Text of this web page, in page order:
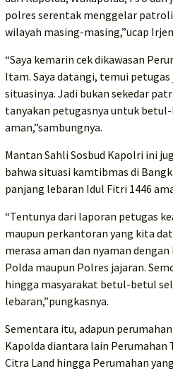
polres serentak menggelar patroli
wilayah masing-masing,”ucap
“Saya kemarin cek dikawasan
Itam. Saya datangi, temui
situasinya. Jadi bukan sekedar
tanyakan petugasnya untuk
aman,”sambungnya.
Mantan Sahli Sosbud Kapolri ini
bahwa situasi kamtibmas di
panjang lebaran Idul Fitri 1446
“Tentunya dari laporan petugas
maupun perkantoran yang kita
merasa aman dan nyaman
Polda maupun Polres jajaran.
hingga masyarakat betul-betul
lebaran,”pungkasnya.
Sementara itu, adapun
Kapolda diantara lain Perumahan
Citra Land hingga Perumahan